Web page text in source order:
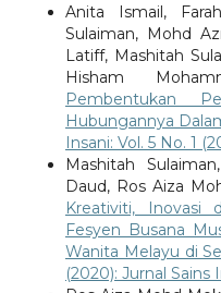
Anita Ismail,
Sulaiman, Mohd
Latiff, Mashitah
Hisham
Pembentukan
Hubungannya
Insani: Vol. 5 No. 1
Mashitah
Daud, Ros Aiza
Kreativiti, Inovasi
Fesyen Busana
Wanita Melayu di
(2020): Jurnal Sains